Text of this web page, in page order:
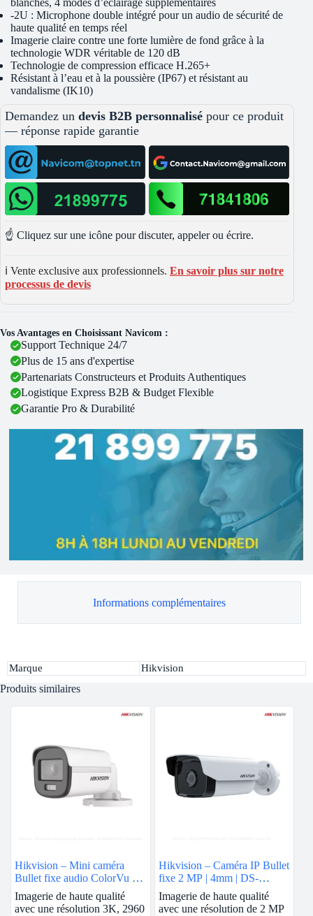
-2U : Microphone double intégré pour un audio de sécurité de
haute qualité en temps réel
Imagerie claire contre une forte lumière de fond grâce à la
technologie WDR véritable de 120 dB
Technologie de compression efficace H.265+
Résistant à l’eau et à la poussière (IP67) et résistant au
vandalisme (IK10)
Demandez un devis B2B personnalisé pour ce produit
— réponse rapide garantie
☝️ Cliquez sur une icône pour discuter, appeler ou écrire.
ℹ️ Vente exclusive aux professionnels. En savoir plus sur notre
processus de devis
Vos Avantages en Choisissant Navicom :
Support Technique 24/7
Plus de 15 ans d'expertise
Partenariats Constructeurs et Produits Authentiques
Logistique Express B2B & Budget Flexible
Garantie Pro & Durabilité
Informations complémentaires
Marque Hikvision
Produits similaires
Hikvision – Mini caméra
Bullet fixe audio ColorVu 3K
| DS-2CE10KF0T-FS
Imagerie de haute qualité
avec une résolution 3K, 2960
Hikvision – Caméra IP Bullet
fixe 2 MP | 4mm | DS-
2CD1T23G0-I
Imagerie de haute qualité
avec une résolution de 2 MP